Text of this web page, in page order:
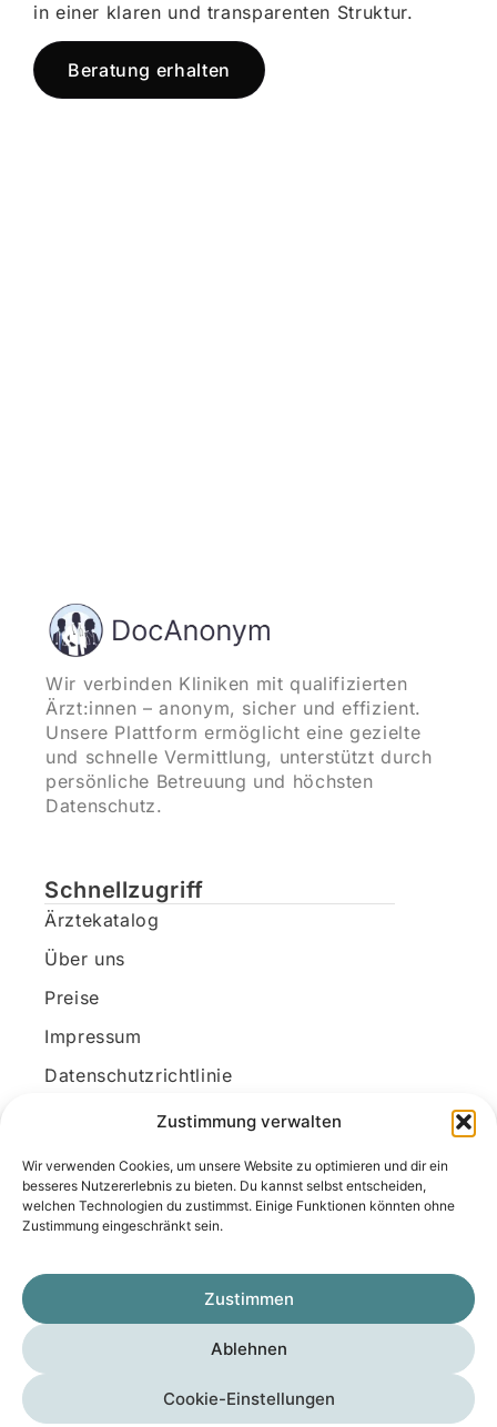
Zustimmung verwalten
Wir verwenden Cookies, um unsere Website zu optimieren und dir ein
besseres Nutzererlebnis zu bieten. Du kannst selbst entscheiden,
welchen Technologien du zustimmst. Einige Funktionen könnten ohne
Zustimmung eingeschränkt sein.
Zustimmen
Ablehnen
Cookie-Einstellungen
in einer klaren und transparenten Struktur.
Beratung erhalten
Wir verbinden Kliniken mit qualifizierten
Ärzt:innen – anonym, sicher und effizient.
Unsere Plattform ermöglicht eine gezielte
und schnelle Vermittlung, unterstützt durch
persönliche Betreuung und höchsten
Datenschutz.
Schnellzugriff
Ärztekatalog
Über uns
Preise
Impressum
Datenschutzrichtlinie
Kundenkonto
Unsere Kontaktdaten
E-Mail: kontakt@docanonym.com
am Traunsee, Österreich